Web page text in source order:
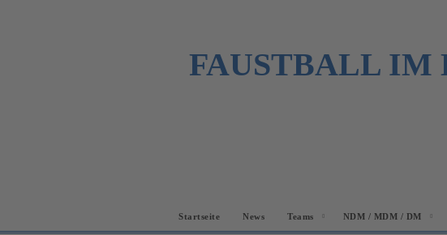
FAUSTBALL IM
Startseite News Teams NDM / MDM / DM